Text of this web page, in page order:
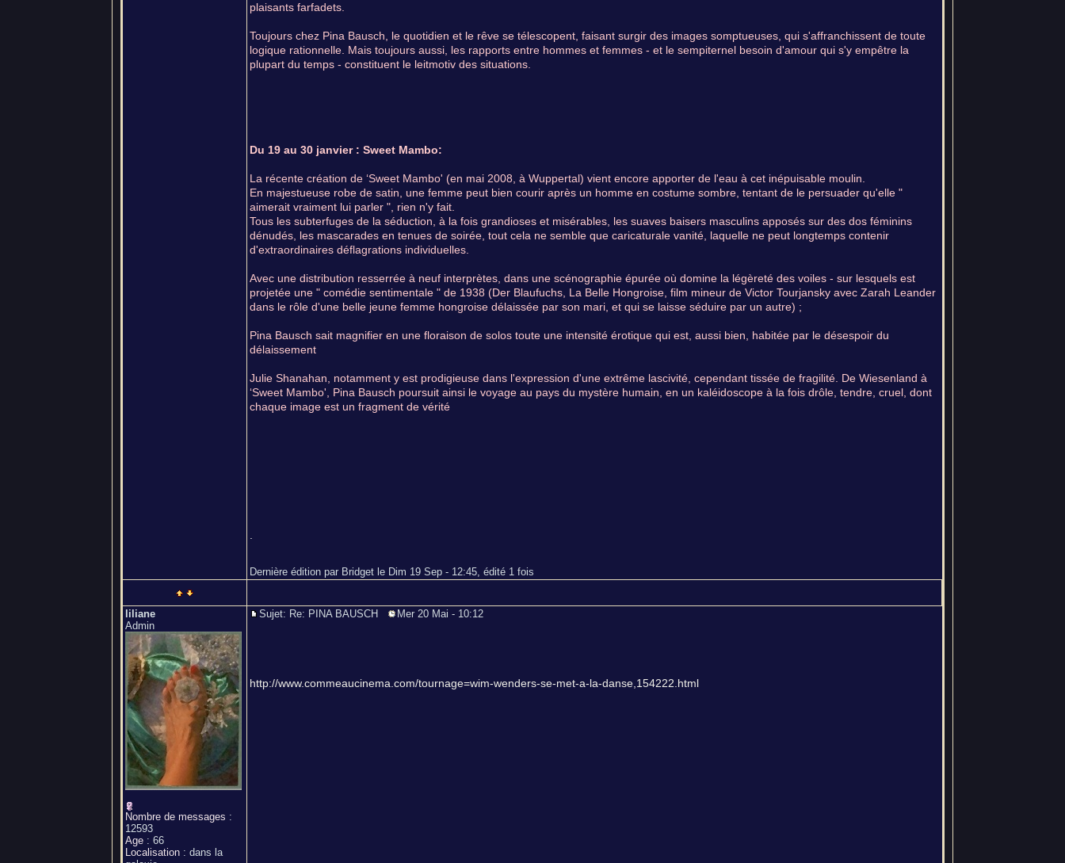
plaisants farfadets.
Toujours chez Pina Bausch, le quotidien et le rêve se télescopent, faisant surgir des images somptueuses, qui s'affranchissent de toute
logique rationnelle. Mais toujours aussi, les rapports entre hommes et femmes - et le sempiternel besoin d'amour qui s'y empêtre la
plupart du temps - constituent le leitmotiv des situations.
Du 19 au 30 janvier : Sweet Mambo:
La récente création de ‘Sweet Mambo' (en mai 2008, à Wuppertal) vient encore apporter de l'eau à cet inépuisable moulin.
En majestueuse robe de satin, une femme peut bien courir après un homme en costume sombre, tentant de le persuader qu'elle "
aimerait vraiment lui parler ", rien n'y fait.
Tous les subterfuges de la séduction, à la fois grandioses et misérables, les suaves baisers masculins apposés sur des dos féminins
dénudés, les mascarades en tenues de soirée, tout cela ne semble que caricaturale vanité, laquelle ne peut longtemps contenir
d'extraordinaires déflagrations individuelles.
Avec une distribution resserrée à neuf interprètes, dans une scénographie épurée où domine la légèreté des voiles - sur lesquels est
projetée une " comédie sentimentale " de 1938 (Der Blaufuchs, La Belle Hongroise, film mineur de Victor Tourjansky avec Zarah Leander
dans le rôle d'une belle jeune femme hongroise délaissée par son mari, et qui se laisse séduire par un autre) ;
Pina Bausch sait magnifier en une floraison de solos toute une intensité érotique qui est, aussi bien, habitée par le désespoir du
délaissement
Julie Shanahan, notamment y est prodigieuse dans l'expression d'une extrême lascivité, cependant tissée de fragilité. De Wiesenland à
‘Sweet Mambo', Pina Bausch poursuit ainsi le voyage au pays du mystère humain, en un kaléidoscope à la fois drôle, tendre, cruel, dont
chaque image est un fragment de vérité
Dernière édition par Bridget le Dim 19 Sep - 12:45, édité 1 fois
liliane
Admin
Nombre de messages :
12593
Age : 66
Localisation : dans la
Sujet: Re: PINA BAUSCH Mer 20 Mai - 10:12
http://www.commeaucinema.com/tournage=wim-wenders-se-met-a-la-danse,154222.html